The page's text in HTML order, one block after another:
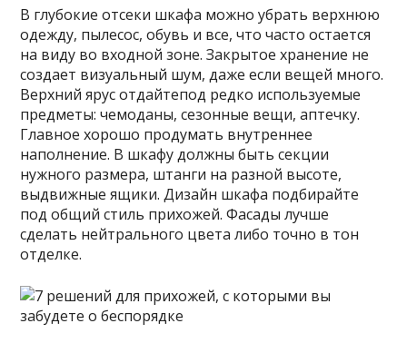
В глубокие отсеки шкафа можно убрать верхнюю
одежду, пылесос, обувь и все, что часто остается
на виду во входной зоне. Закрытое хранение не
создает визуальный шум, даже если вещей много.
Верхний ярус отдайтепод редко используемые
предметы: чемоданы, сезонные вещи, аптечку.
Главное хорошо продумать внутреннее
наполнение. В шкафу должны быть секции
нужного размера, штанги на разной высоте,
выдвижные ящики. Дизайн шкафа подбирайте
под общий стиль прихожей. Фасады лучше
сделать нейтрального цвета либо точно в тон
отделке.